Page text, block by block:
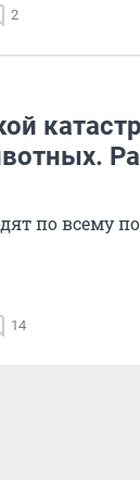
2
по всему
14